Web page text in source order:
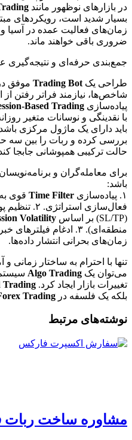
در بازارهای نوظهور مانند
بسیار شدید است، رویکردهای
زمان‌های فعالیت عمده در آسیا و
ضروری باقی خواهند ماند.
جمع‌بندی حرفه‌ای و نتیجه‌گیری
طراحی یک Trading Bot موفق
شاخص‌ها، نیازمند فراتر رفتن
پیاده‌سازی Based Trading
با نقدینگی و نوسانات متغیر
باید دارای یک ماژول مرکزی
بررسی کرده و ربات را بین سه
حالت ترکیبی همپوشانی جابجا
برای معامله‌گران و
باشد:
۱. پیاده‌سازی
Time Filter قوی
فعال‌سازی
(SL/TP) بر اساس
Volatility
منطقه‌ای). ۳. ادغام
زمان‌های بحرانی انتشار داده‌ها.
تنها با احترام به ساختار زمانی
می‌توان یک Algo Trading سیستم
تغییرات بازار ایجاد کرد. Trading
بلکه یک فلسفه در Trading
نوشته‌های مرتبط
مشاوره ساخت ربات